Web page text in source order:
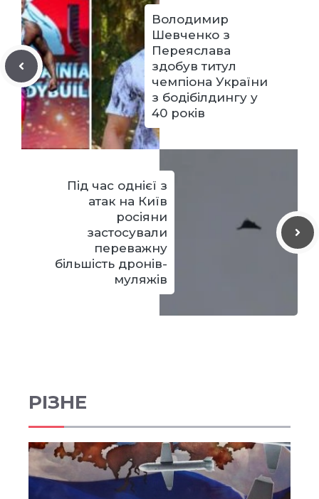
Володимир
Шевченко з
Переяслава
здобув титул
чемпіона України
з бодібілдингу у
40 років
Під час однієї з
атак на Київ
росіяни
застосували
переважну
більшість дронів-
муляжів
РІЗНЕ